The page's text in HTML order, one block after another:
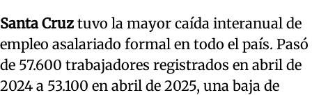
Santa Cruztuvo la mayor caída interanual de
empleo asalariado formal en todo el país. Pasó
de 57.600 trabajadores registrados en abril de
2024 a 53.100 en abril de 2025, una baja de